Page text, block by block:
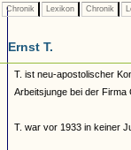
Chronik Lexikon Chronik
Ernst T.
T. ist neu-apostolischer
Arbeitsjunge bei der Firma
T. war vor 1933 in keiner